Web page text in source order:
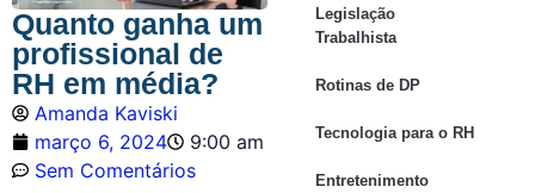
Quanto ganha um
profissional de
RH em média?
Amanda Kaviski
março 6, 2024
9:00 am
Sem Comentários
Legislação
Trabalhista
Rotinas de DP
Tecnologia para o RH
Entretenimento